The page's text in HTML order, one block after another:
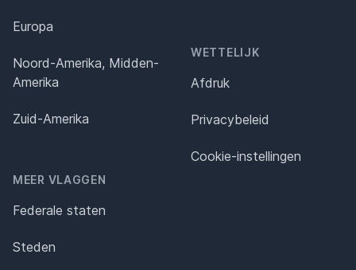
Europa
Noord-Amerika, Midden-
Amerika
Zuid-Amerika
MEER VLAGGEN
Federale staten
Steden
WETTELIJK
Afdruk
Privacybeleid
Cookie-instellingen